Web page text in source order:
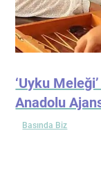
‘Uyku
Anadolu
Basında Biz